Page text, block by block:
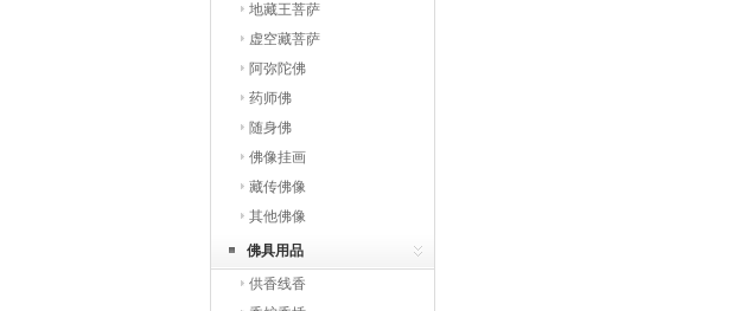
地藏王菩萨
虚空藏菩萨
阿弥陀佛
药师佛
随身佛
佛像挂画
藏传佛像
其他佛像
佛具用品
供香线香